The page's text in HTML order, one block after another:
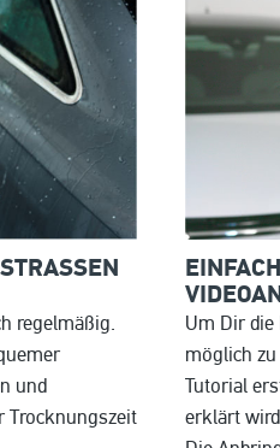
S
regelmäßig.
und
Trocknungszeit
Um Dir
möglich
Tutorial
erklärt